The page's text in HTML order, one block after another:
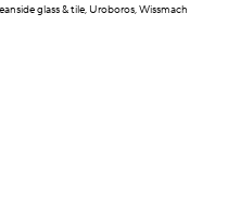
glass & tile, Uroboros, Wissmach